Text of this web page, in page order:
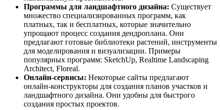
Программы для ландшафтного дизайна: Существует
множество специализированных программ, как
платных, так и бесплатных, которые значительно
упрощают процесс создания дендроплана. Они
предлагают готовые библиотеки растений, инструменты
для моделирования и визуализации. Примеры
популярных программ: SketchUp, Realtime Landscaping
Architect, Floreal.
Онлайн-сервисы: Некоторые сайты предлагают
онлайн-конструкторы для создания планов участков и
ландшафтного дизайна. Они удобны для быстрого
создания простых проектов.